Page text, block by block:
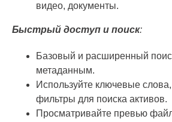
видео, документы.
Быстрый доступ и поиск:
Базовый и расширенный
метаданным.
Используйте ключевые слова,
фильтры для поиска активов.
Просматривайте превью